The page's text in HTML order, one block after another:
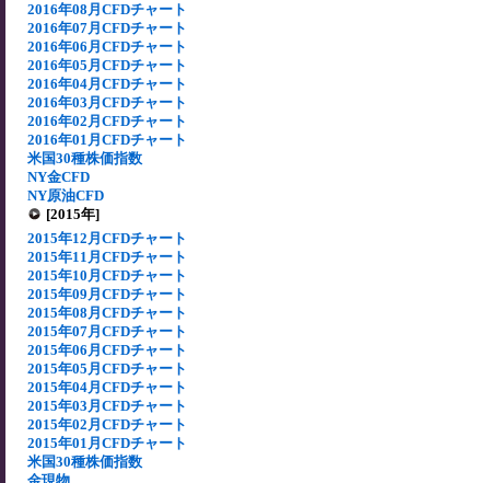
2016年08月CFDチャート
2016年07月CFDチャート
2016年06月CFDチャート
2016年05月CFDチャート
2016年04月CFDチャート
2016年03月CFDチャート
2016年02月CFDチャート
2016年01月CFDチャート
米国30種株価指数
NY金CFD
NY原油CFD
[2015年]
2015年12月CFDチャート
2015年11月CFDチャート
2015年10月CFDチャート
2015年09月CFDチャート
2015年08月CFDチャート
2015年07月CFDチャート
2015年06月CFDチャート
2015年05月CFDチャート
2015年04月CFDチャート
2015年03月CFDチャート
2015年02月CFDチャート
2015年01月CFDチャート
米国30種株価指数